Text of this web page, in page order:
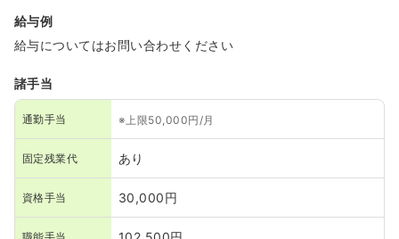
給与例
給与についてはお問い合わせください
諸手当
通勤手当 ※上限50,000円/月
固定残業代 あり
資格手当 30,000円
職能手当